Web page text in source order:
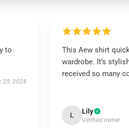
to
29, 2024
This Aew shirt
wardrobe. It’s
received so many
L Lily
Verified owner